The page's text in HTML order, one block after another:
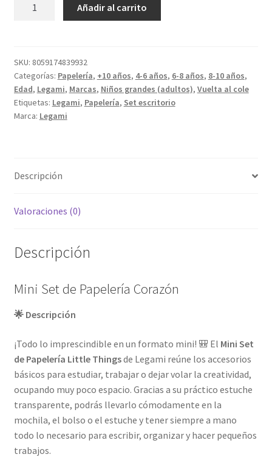
Corazón
cantidad
Añadir al carrito
SKU: 8059174839932
Categorías: Papelería, +10 años, 4-6 años, 6-8 años, 8-10 años,
Edad, Legami, Marcas, Niños grandes (adultos), Vuelta al cole
Etiquetas: Legami, Papelería, Set escritorio
Marca: Legami
Descripción
Valoraciones (0)
Descripción
Mini Set de Papelería Corazón
🌟 Descripción
¡Todo lo imprescindible en un formato mini! 🎒 El Mini Set
de Papelería Little Thingsde Legami reúne los accesorios
básicos para estudiar, trabajar o dejar volar la creatividad,
ocupando muy poco espacio. Gracias a su práctico estuche
transparente, podrás llevarlo cómodamente en la
mochila, el bolso o el estuche y tener siempre a mano
todo lo necesario para escribir, organizar y hacer pequeños
trabajos.